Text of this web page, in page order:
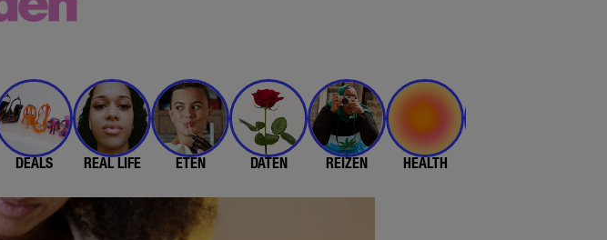
DEALS REAL LIFE ETEN DATEN REIZEN HEALTH